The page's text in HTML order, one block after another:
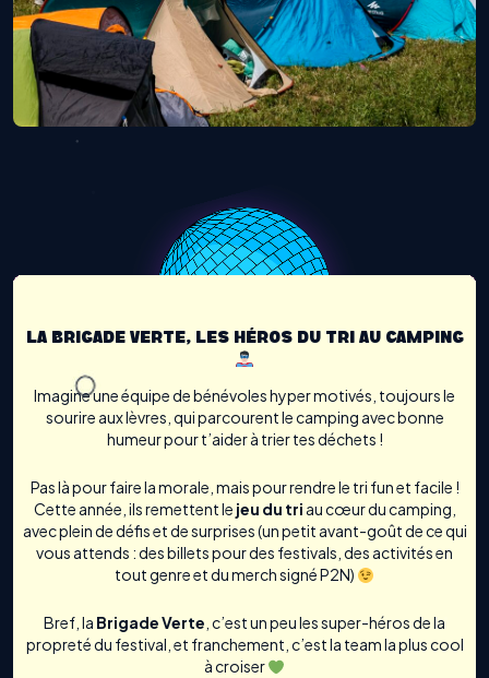
LA BRIGADE VERTE, LES HÉROS DU TRI AU CAMPING
Imagine une équipe de bénévoles hyper motivés, toujours le
sourire aux lèvres, qui parcourent le camping avec bonne
humeur pour t’aider à trier tes déchets !
Pas là pour faire la morale, mais pour rendre le tri fun et facile !
Cette année, ils remettent le jeu du tri au cœur du camping,
avec plein de défis et de surprises (un petit avant-goût de ce qui
vous attends : des billets pour des festivals, des activités en
tout genre et du merch signé P2N)
Bref, la Brigade Verte , c’est un peu les super-héros de la
propreté du festival, et franchement, c’est la team la plus cool
à croiser